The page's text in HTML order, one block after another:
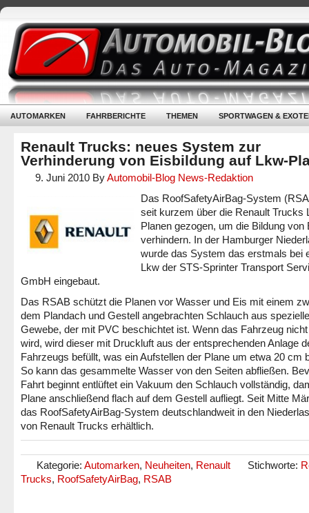
AUTOMARKEN FAHRBERICHTE THEMEN SPORTWAGEN &
Renault Trucks: neues System zur
Verhinderung von Eisbildung auf Lkw-
9. Juni 2010 ByAutomobil-Blog News-Redaktion
Das RoofSafetyAirBag-System
seit kurzem über die Renault Trucks
Planen gezogen, um die Bildung von
verhindern. In der Hamburger
wurde das System das erstmals bei
Lkw der STS-Sprinter Transport
GmbH eingebaut.
Das RSAB schützt die Planen vor Wasser und Eis mit einem
dem Plandach und Gestell angebrachten Schlauch aus
Gewebe, der mit PVC beschichtet ist. Wenn das Fahrzeug
wird, wird dieser mit Druckluft aus der entsprechenden Anlage
Fahrzeugs befüllt, was ein Aufstellen der Plane um etwa 20 cm
So kann das gesammelte Wasser von den Seiten abfließen.
Fahrt beginnt entlüftet ein Vakuum den Schlauch vollständig,
Plane anschließend flach auf dem Gestell aufliegt. Seit Mitte
das RoofSafetyAirBag-System deutschlandweit in den
von Renault Trucks erhältlich.
Kategorie: Automarken, Neuheiten, Renault Stichworte:
Trucks, RoofSafetyAirBag, RSAB